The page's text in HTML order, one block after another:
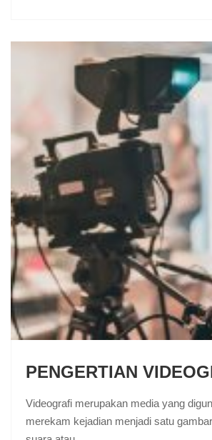
PENGERTIAN
Videografi merupakan media yang
merekam kejadian menjadi satu